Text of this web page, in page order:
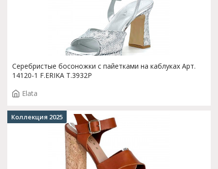
Серебристые босоножки с пайетками на каблуках Арт.
14120-1 F.ERIKA T.3932P
Elata
Коллекция 2025